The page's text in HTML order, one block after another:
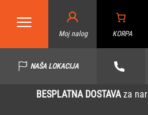
Moj nalog KORPA
NAŠA LOKACIJA
BESPLATNA DOSTAVAza